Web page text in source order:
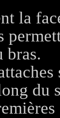
la
bras.
du